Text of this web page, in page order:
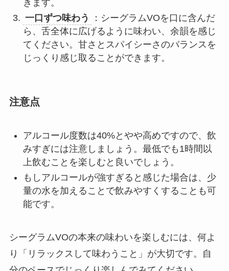
きます。
一口ずつ味わう
：シーグラムVOを口に含んだ
ら、舌全体に広げるように味わい、余韻を感じ
てください。甘さとスパイシーさのバランスを
じっくり感じ取ることができます。
注意点
アルコール度数は40%とやや高めですので、飲
みすぎには注意しましょう。最低でも1時間以
上飲むことを楽しむと良いでしょう。
もしアルコールが強すぎると感じた場合は、少
量の水を加えることで飲みやすくすることも可
能です。
シーグラムVOの本来の味わいを楽しむには、何よ
り「リラックスして味わうこと」が大切です。自